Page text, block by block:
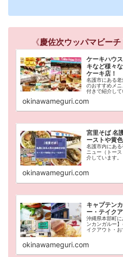
《慶佐次ウッパマビー
ケーキハウ
キなど様々
ケーキ店！
名護市にある老
のおすすめメ
付きで紹介して
okinawameguri.com
宮里そば 名
ーストや黄
名護市内にあ
ニュー（トー
介しています。
okinawameguri.com
キャプテン
ー・テイク
沖縄県本部町
ンカンガルー
イクアウト・
okinawameguri.com